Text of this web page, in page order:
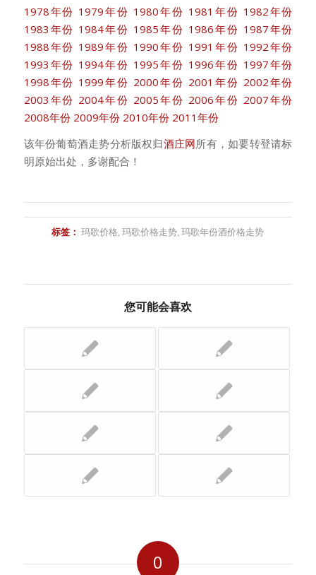
1978年份 1979年份 1980年份 1981年份 1982年份
1983年份 1984年份 1985年份 1986年份 1987年份
1988年份 1989年份 1990年份 1991年份 1992年份
1993年份 1994年份 1995年份 1996年份 1997年份
1998年份 1999年份 2000年份 2001年份 2002年份
2003年份 2004年份 2005年份 2006年份 2007年份
2008年份 2009年份 2010年份 2011年份
该年份葡萄酒走势分析版权归酒庄网所有，如要转登请标
明原始出处，多谢配合！
标签： 玛歌价格,玛歌价格走势,玛歌年份酒价格走势
您可能会喜欢
0